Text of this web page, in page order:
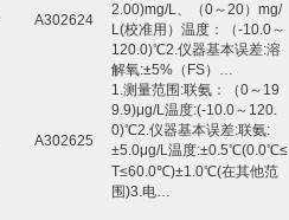
A302624
2.00)mg/L、（0～20）mg/
L(校准用）温度：（-10.0～
120.0)℃2.仪器基本误差:溶
解氧:±5%（FS）…
A302625
1.测量范围:联氨：（0～19
9.9)μg/L温度:(-10.0～120.
0)℃2.仪器基本误差:联氨:
±5.0μg/L温度:±0.5℃(0.0℃≤
T≤60.0℃)±1.0℃(在其他范
围)3.电…